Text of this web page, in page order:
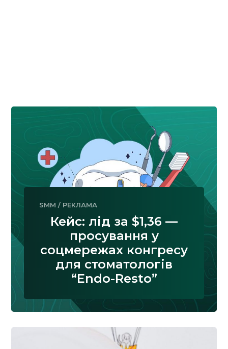
SMM / РЕКЛАМА
Кейс: лід за $1,36 —
просування у
соцмережах конгресу
для стоматологів
“Endo-Resto”